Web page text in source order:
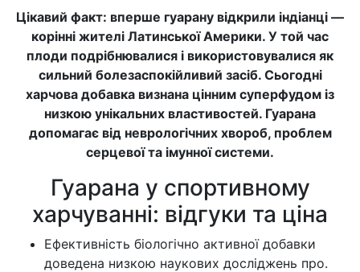
Цікавий факт: вперше гуарану відкрили індіанці —
корінні жителі Латинської Америки. У той час
плоди подрібнювалися і використовувалися як
сильний болезаспокійливий засіб. Сьогодні
харчова добавка визнана цінним суперфудом із
низкою унікальних властивостей. Гуарана
допомагає від неврологічних хвороб, проблем
серцевої та імунної системи.
Гуарана у спортивному
харчуванні: відгуки та ціна
Ефективність біологічно активної добавки
доведена низкою наукових досліджень про.